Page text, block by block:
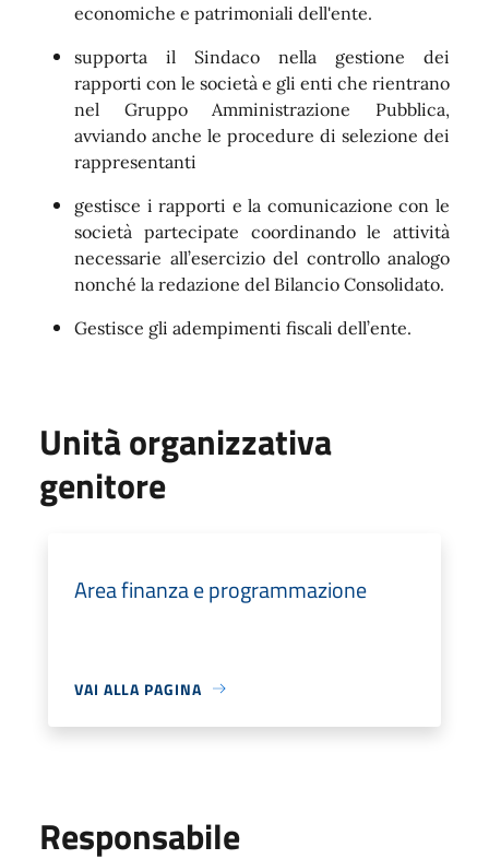
economiche e patrimoniali dell'ente.
supporta il Sindaco nella gestione dei
rapporti con le società e gli enti che rientrano
nel Gruppo Amministrazione Pubblica,
avviando anche le procedure di selezione dei
rappresentanti
gestisce i rapporti e la comunicazione con le
società partecipate coordinandole attività
necessarie all’esercizio del controllo analogo
nonché la redazione del Bilancio Consolidato.
Gestisce gli adempimenti fiscali dell’ente.
Unità organizzativa
genitore
Area finanza e programmazione
VAI ALLA PAGINA
Responsabile